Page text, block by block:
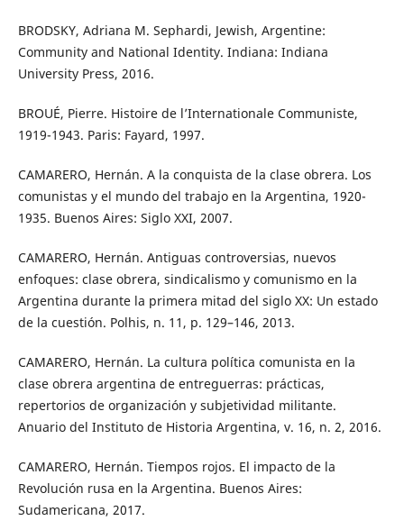
BRODSKY, Adriana M. Sephardi, Jewish, Argentine:
Community and National Identity. Indiana: Indiana
University Press, 2016.
BROUÉ, Pierre. Histoire de l’Internationale Communiste,
1919-1943. Paris: Fayard, 1997.
CAMARERO, Hernán. A la conquista de la clase obrera. Los
comunistas y el mundo del trabajo en la Argentina, 1920-
1935. Buenos Aires: Siglo XXI, 2007.
CAMARERO, Hernán. Antiguas controversias, nuevos
enfoques: clase obrera, sindicalismo y comunismo en la
Argentina durante la primera mitad del siglo XX: Un estado
de la cuestión. Polhis, n. 11, p. 129–146, 2013.
CAMARERO, Hernán. La cultura política comunista en la
clase obrera argentina de entreguerras: prácticas,
repertorios de organización y subjetividad militante.
Anuario del Instituto de Historia Argentina, v. 16, n. 2, 2016.
CAMARERO, Hernán. Tiempos rojos. El impacto de la
Revolución rusa en la Argentina. Buenos Aires:
Sudamericana, 2017.